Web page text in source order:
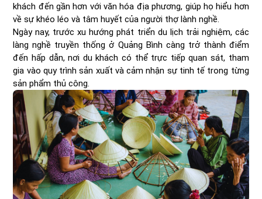
khách đến gần hơn với văn hóa địa phương, giúp họ hiểu hơn
về sự khéo léo và tâm huyết của người thợ lành nghề.
Ngày nay, trước xu hướng phát triển du lịch trải nghiệm, các
làng nghề truyền thống ở Quảng Bình càng trở thành điểm
đến hấp dẫn, nơi du khách có thể trực tiếp quan sát, tham
gia vào quy trình sản xuất và cảm nhận sự tinh tế trong từng
sản phẩm thủ công.